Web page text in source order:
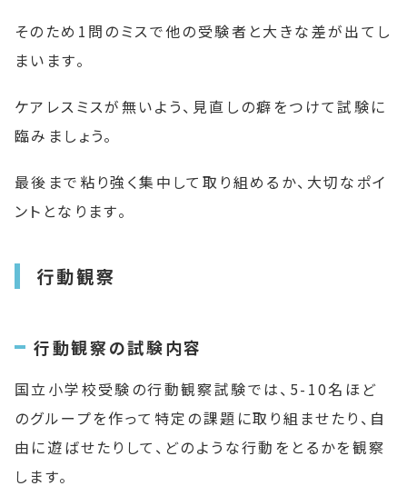
そのため1問のミスで他の受験者と大きな差が出てし
まいます。
ケアレスミスが無いよう、見直しの癖をつけて試験に
臨みましょう。
最後まで粘り強く集中して取り組めるか、大切なポイ
ントとなります。
行動観察
行動観察の試験内容
国立小学校受験の行動観察試験では、5-10名ほど
のグループを作って特定の課題に取り組ませたり、自
由に遊ばせたりして、どのような行動をとるかを観察
します。